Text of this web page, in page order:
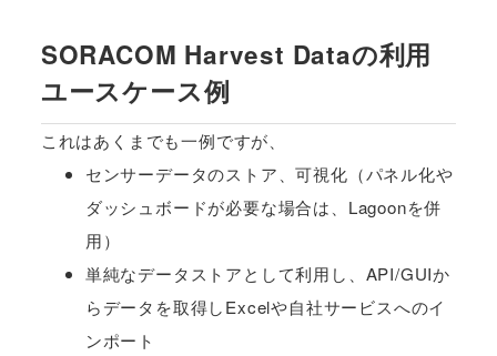
SORACOM Harvest Dataの利用
ユースケース例
これはあくまでも一例ですが、
センサーデータのストア、可視化（パネル化や
ダッシュボードが必要な場合は、Lagoonを併
用）
単純なデータストアとして利用し、API/GUIか
らデータを取得しExcelや自社サービスへのイ
ンポート